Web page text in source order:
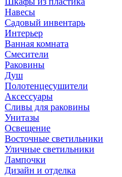
Навесы
Садовый инвентарь
Интерьер
Ванная комната
Смесители
Раковины
Душ
Полотенцесушители
Аксессуары
Сливы для раковины
Унитазы
Освещение
Восточные светильники
Уличные светильники
Лампочки
Дизайн и отделка